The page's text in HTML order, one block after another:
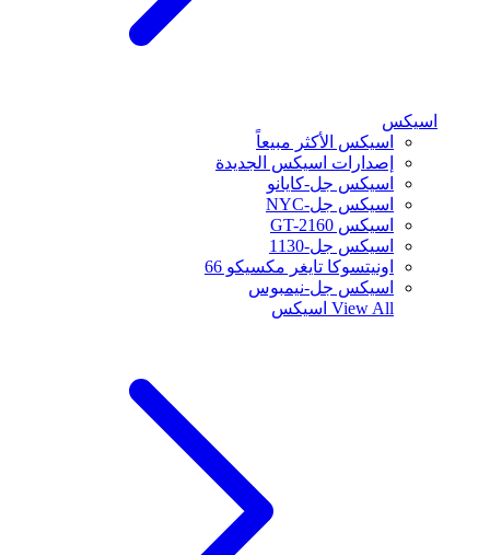
اسيكس
اسيكس الأكثر مبيعاً
إصدارات اسيكس الجديدة
اسيكس جل-كايانو
اسيكس جل-NYC
اسيكس GT-2160
اسيكس جل-1130
اونيتسوكا تايغر مكسيكو 66
اسيكس جل-نيمبوس
View All اسيكس